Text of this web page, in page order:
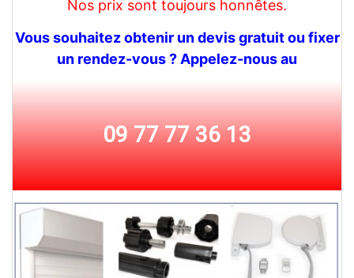
Nos prix sont toujours honnêtes.
Vous souhaitez obtenir un devis gratuit ou fixer
un rendez-vous ? Appelez-nous au
09 77 77 36 13